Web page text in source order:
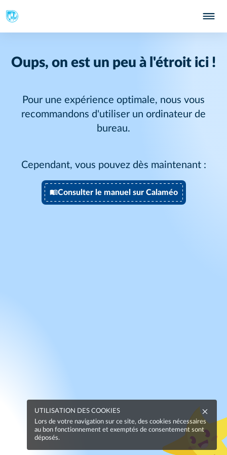
Oups, on est un peu à l'étroit ici !
Pour une expérience optimale, nous vous
recommandons d'utiliser un ordinateur de
bureau.
Cependant, vous pouvez dès maintenant :
Consulter le manuel sur Calaméo
UTILISATION DES COOKIES
Lors de votre navigation sur ce site, des cookies nécessaires
au bon fonctionnement et exemptés de consentement sont
déposés.